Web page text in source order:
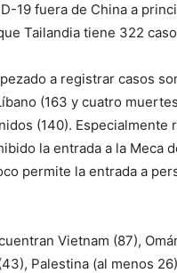
19 fuera de China a
Tailandia tiene 322
a registrar casos
(163 y cuatro
(140). Especialmente
la entrada a la Meca
permite la entrada a
Vietnam (87),
Palestina (al menos